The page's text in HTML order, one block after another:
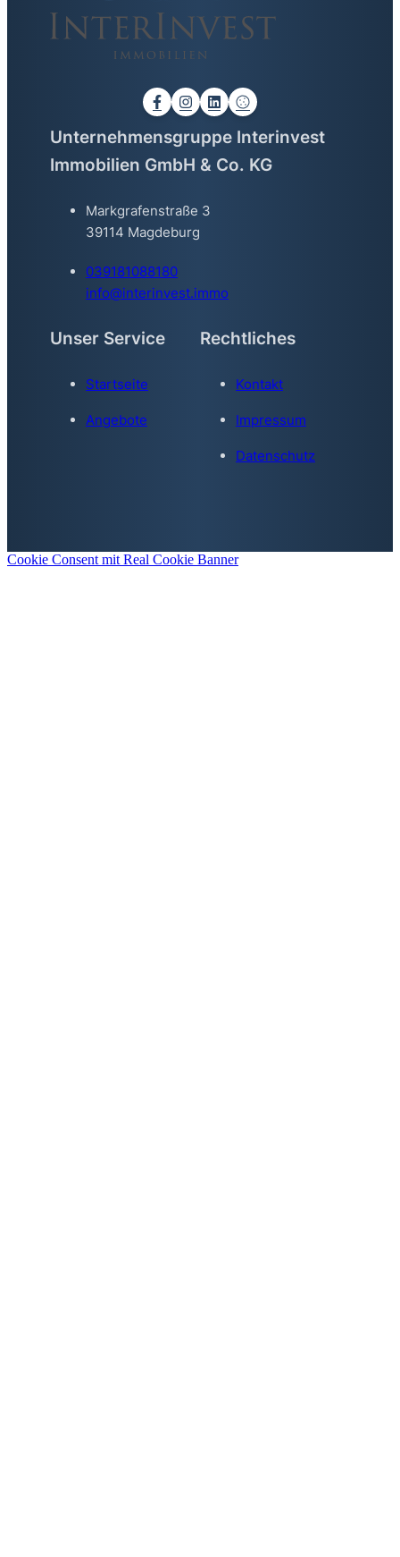
Unternehmensgruppe Interinvest
Immobilien GmbH & Co. KG
Markgrafenstraße 3
39114 Magdeburg
039181088180
info@interinvest.immo
Unser Service
Startseite
Angebote
Rechtliches
Kontakt
Impressum
Datenschutz
Cookie Consent mit Real Cookie Banner